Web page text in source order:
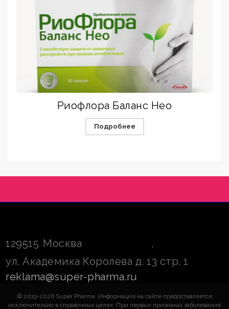
Риофлора Баланс Нео
Подробнее
129515 Москва
,
ул. Академика Королева д. 13 стр. 1
reklama@super-pharma.ru
© 2019-2026 Super Pharma. Информация на сайте предоставляется
исключительно в справочных целях. При первых признаках заболевания